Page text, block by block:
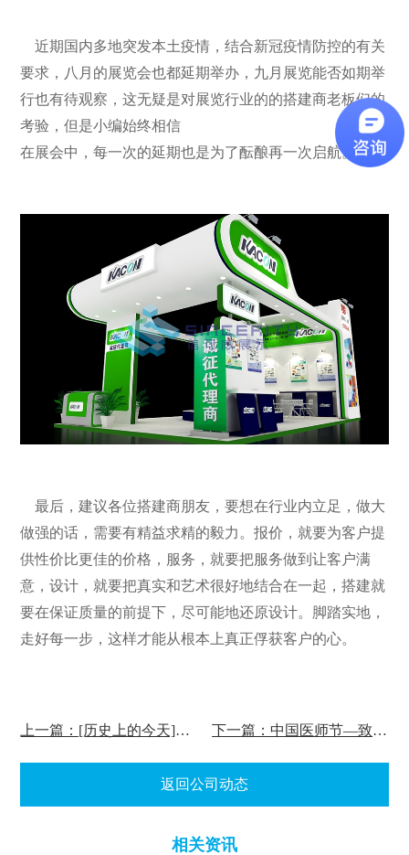
近期国内多地突发本土疫情，结合新冠疫情防控的有关
要求，八月的展览会也都延期举办，九月展览能否如期举
行也有待观察，这无疑是对展览行业的的搭建商老板们的
考验，但是小编始终相信
在展会中，每一次的延期也是为了酝酿再一次启航。
最后，建议各位搭建商朋友，要想在行业内立足，做大
做强的话，需要有精益求精的毅力。报价，就要为客户提
供性价比更佳的价格，服务，就要把服务做到让客户满
意，设计，就要把真实和艺术很好地结合在一起，搭建就
要在保证质量的前提下，尽可能地还原设计。脚踏实地，
走好每一步，这样才能从根本上真正俘获客户的心。
上一篇：[历史上的今天]毛泽东主席在京逝世 下一篇：中国医师节—致敬白衣天使
返回公司动态
相关资讯